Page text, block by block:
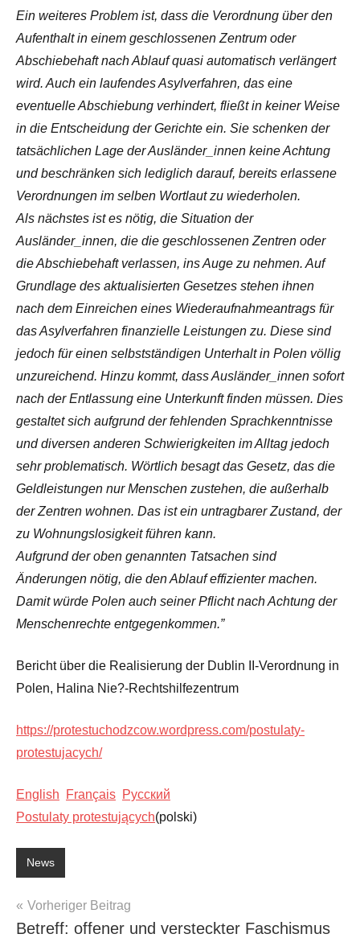
Ein weiteres Problem ist, dass die Verordnung über den
Aufenthalt in einem geschlossenen Zentrum oder
Abschiebehaft nach Ablauf quasi automatisch verlängert
wird. Auch ein laufendes Asylverfahren, das eine
eventuelle Abschiebung verhindert, fließt in keiner Weise
in die Entscheidung der Gerichte ein. Sie schenken der
tatsächlichen Lage der Ausländer_innen keine Achtung
und beschränken sich lediglich darauf, bereits erlassene
Verordnungen im selben Wortlaut zu wiederholen.
Als nächstes ist es nötig, die Situation der
Ausländer_innen, die die geschlossenen Zentren oder
die Abschiebehaft verlassen, ins Auge zu nehmen. Auf
Grundlage des aktualisierten Gesetzes stehen ihnen
nach dem Einreichen eines Wiederaufnahmeantrags für
das Asylverfahren finanzielle Leistungen zu. Diese sind
jedoch für einen selbstständigen Unterhalt in Polen völlig
unzureichend. Hinzu kommt, dass Ausländer_innen sofort
nach der Entlassung eine Unterkunft finden müssen. Dies
gestaltet sich aufgrund der fehlenden Sprachkenntnisse
und diversen anderen Schwierigkeiten im Alltag jedoch
sehr problematisch. Wörtlich besagt das Gesetz, das die
Geldleistungen nur Menschen zustehen, die außerhalb
der Zentren wohnen. Das ist ein untragbarer Zustand, der
zu Wohnungslosigkeit führen kann.
Aufgrund der oben genannten Tatsachen sind
Änderungen nötig, die den Ablauf effizienter machen.
Damit würde Polen auch seiner Pflicht nach Achtung der
Menschenrechte entgegenkommen.”
Bericht über die Realisierung der Dublin II-Verordnung in
Polen, Halina Nie?-Rechtshilfezentrum
https://protestuchodzcow.wordpress.com/postulaty-
protestujacych/
English Français Pусский
Postulaty protestujących(polski)
News
Beitragsnavigation
Vorheriger Beitrag
Betreff: offener und versteckter Faschismus